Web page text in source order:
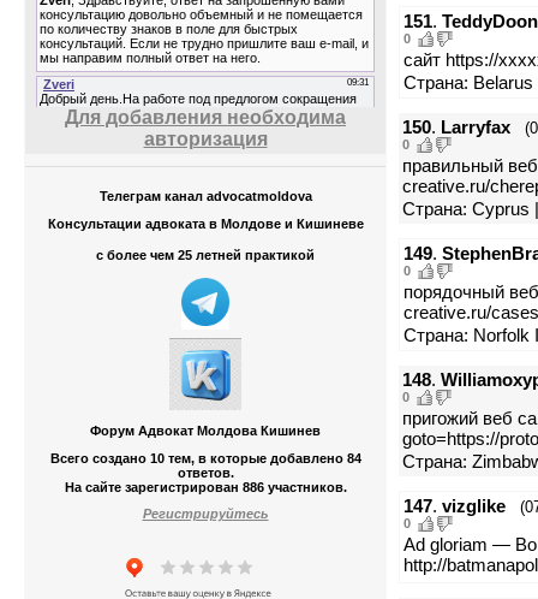
Для добавления необходима
авторизация
Телеграм канал advocatmoldova
Консультации адвоката в Молдове и Кишиневе
с более чем 25 летней практикой
Форум Адвокат Молдова Кишинев
Всего создано 10 тем, в которые добавлено 84
ответов.
На сайте зарегистрирован 886 участников.
Регистрируйтесь
151.
0
сайт https://
Страна:
150. Larryfax
0
правильный
creative.ru/
Страна: Cyprus
149.
0
порядочный
creative.ru/
Страна: Norfolk
148.
0
пригожий веб
goto=https://
Страна:
147. vizglike
0
Ad gloriam — Во
http://